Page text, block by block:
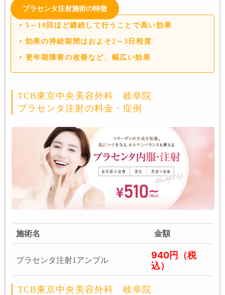
プラセンタ注射施術の特徴
5～10回ほど継続して行うことで高い効果
効果の持続期間はおよそ2～3日程度
更年期障害の改善など、幅広い効果
TCB東京中央美容外科 岐阜院
プラセンタ注射の料金・症例
施術名 金額
プラセンタ注射1アンプル
940円（税
込）
TCB東京中央美容外科 岐阜院